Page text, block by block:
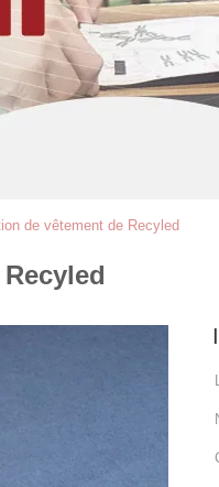
de vêtement de Recyled